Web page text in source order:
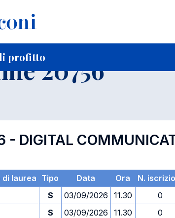
profitto
studenti iscritti
20756
- DIGITAL
di laurea Tipo Data Ora N.
S 03/09/2026 11.30 0
S 03/09/2026 11.30 0